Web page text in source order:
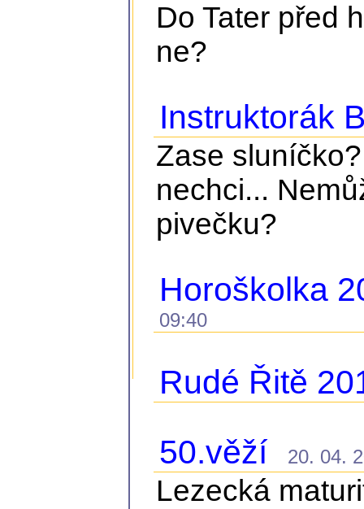
Do Tater před
ne?
Instruktorák
Zase
nechci...
pivečku?
Horoškolka
09:40
Rudé Řitě
50.věží
20. 04.
Lezecká